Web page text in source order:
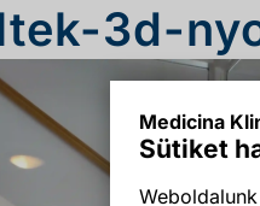
Medicina
Sütiket
3d-